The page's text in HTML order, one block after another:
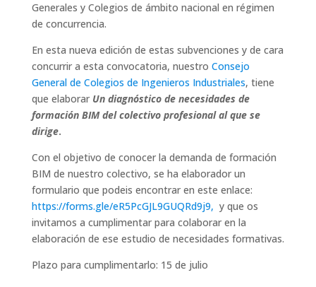
Generales y Colegios de ámbito nacional en régimen
de concurrencia.
En esta nueva edición de estas subvenciones y de cara
concurrir a esta convocatoria, nuestro Consejo
General de Colegios de Ingenieros Industriales, tiene
que elaborar Un diagnóstico de necesidades de
formación BIM del colectivo profesional al que se
dirige.
Con el objetivo de conocer la demanda de formación
BIM de nuestro colectivo, se ha elaborador un
formulario que podeis encontrar en este enlace:
https://forms.gle/eR5PcGJL9GUQRd9j9, y que os
invitamos a cumplimentar para colaborar en la
elaboración de ese estudio de necesidades formativas.
Plazo para cumplimentarlo: 15 de julio